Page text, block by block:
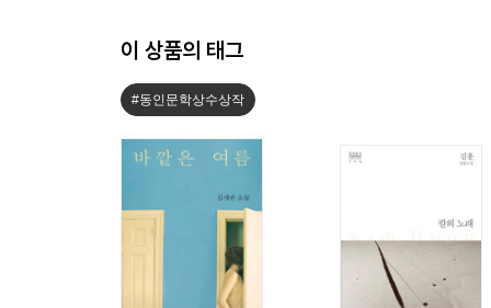
이 상품의 태그
#동인문학상수상작